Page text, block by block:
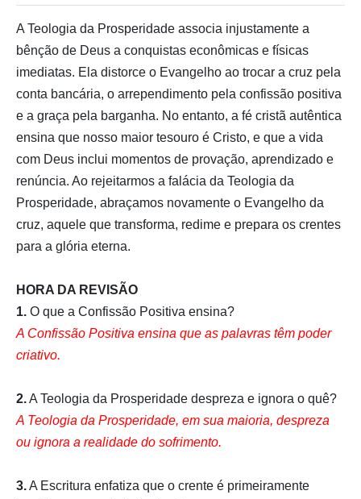
A Teologia da Prosperidade associa injustamente a
bênção de Deus a conquistas econômicas e físicas
imediatas. Ela distorce o Evangelho ao trocar a cruz pela
conta bancária, o arrependimento pela confissão positiva
e a graça pela barganha. No entanto, a fé cristã autêntica
ensina que nosso maior tesouro é Cristo, e que a vida
com Deus inclui momentos de provação, aprendizado e
renúncia. Ao rejeitarmos a falácia da Teologia da
Prosperidade, abraçamos novamente o Evangelho da
cruz, aquele que transforma, redime e prepara os crentes
para a glória eterna.
HORA DA REVISÃO
1. O que a Confissão Positiva ensina?
A Confissão Positiva ensina que as palavras têm poder
criativo.
2.A Teologia da Prosperidade despreza e ignora o quê?
A Teologia da Prosperidade, em sua maioria, despreza
ou ignora a realidade do sofrimento.
3.A Escritura enfatiza que o crente é primeiramente